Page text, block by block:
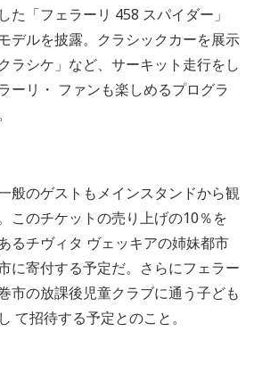
た「フェラーリ 458 スパイダー」
デルを披露。クラシックカーを展示
ラシケ」など、サーキット走行をし
ーリ・ ファンも楽しめるプログラ
般のゲストもメインスタンドから観
このチケットの売り上げの10％を
るチヴィタ ヴェッキアの姉妹都市
に寄付する予定だ。さらにフェラー
市の放課後児童クラブに通う子ども
て招待する予定とのこと。